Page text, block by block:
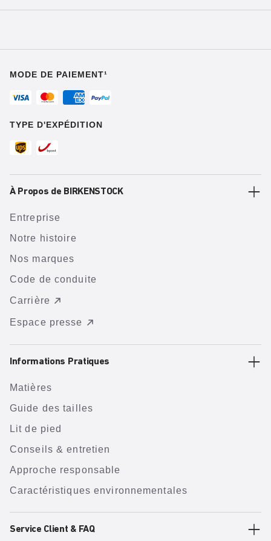
MODE DE PAIEMENT¹
TYPE D'EXPÉDITION
À Propos de BIRKENSTOCK
Entreprise
Notre histoire
Nos marques
Code de conduite
Carrière
Espace presse
Informations Pratiques
Matières
Guide des tailles
Lit de pied
Conseils & entretien
Approche responsable
Caractéristiques environnementales
Service Client & FAQ